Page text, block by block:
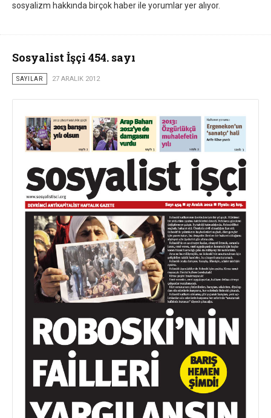
sosyalizm hakkında birçok haber ile yorumlar yer alıyor.
Sosyalist İşçi 454. sayı
SAYILAR 27 ARALIK 2012